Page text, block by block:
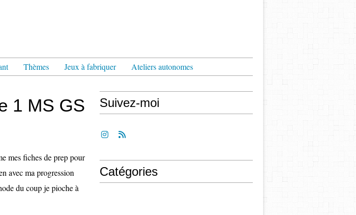
Thèmes Jeux à fabriquer Ateliers autonomes
1 MS GS
mes fiches de prep pour
avec ma progression
du coup je pioche à
Suivez-moi
Catégories